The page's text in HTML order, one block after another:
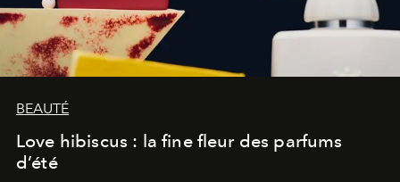
BEAUTÉ
Love hibiscus : la fine fleur des parfums
d’été